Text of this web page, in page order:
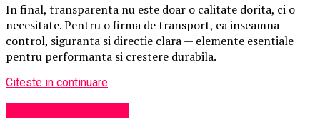
In final, transparenta nu este doar o calitate dorita, ci o
necesitate. Pentru o firma de transport, ea inseamna
control, siguranta si directie clara — elemente esentiale
pentru performanta si crestere durabila.
Citeste in continuare